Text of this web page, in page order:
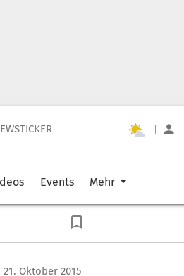
| |
Events Mehr
Oktober 2015